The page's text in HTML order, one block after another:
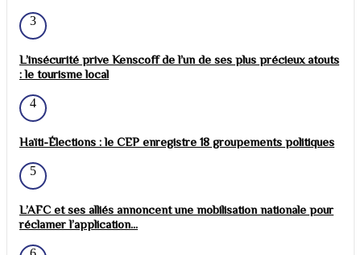
3
L’insécurité prive Kenscoff de l’un de ses plus précieux atouts
: le tourisme local
4
Haïti-Élections : le CEP enregistre 18 groupements politiques
5
L’AFC et ses alliés annoncent une mobilisation nationale pour
réclamer l’application...